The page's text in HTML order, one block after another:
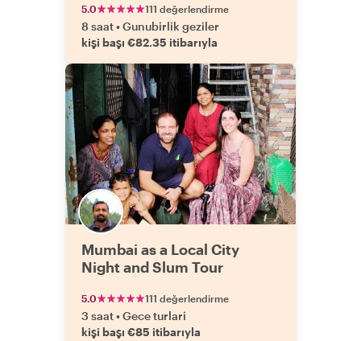
5.0 111 değerlendirme
8 saat•Gunubirlik geziler
kişi başı €82.35 itibarıyla
Mumbai as a Local City
Night and Slum Tour
5.0 111 değerlendirme
3 saat•Gece turlari
kişi başı €85 itibarıyla